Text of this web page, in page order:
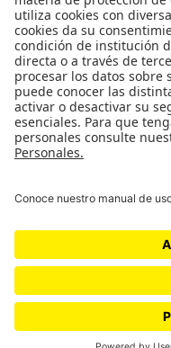
¿Quiénes somos?
Podcasts
Ediciones
Proyectos 070
SÍGUENOS
¿Quieres escribir